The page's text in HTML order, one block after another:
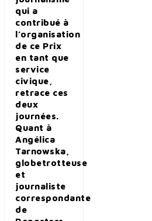
qui a
contribué à
l’organisation
de ce Prix
en tant que
service
civique,
retrace ces
deux
journées.
Quant à
Angélica
Tarnowska,
globetrotteuse
et
journaliste
correspondante
de